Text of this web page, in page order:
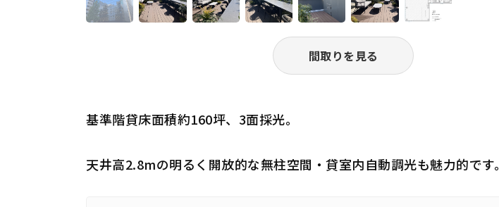
間取りを見る
基準階貸床面積約160坪、3面採光。
天井高2.8mの明るく開放的な無柱空間・貸室内自動調光も魅力的です。